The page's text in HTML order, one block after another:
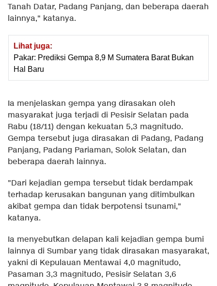
Tanah Datar, Padang Panjang, dan beberapa daerah
lainnya," katanya.
Lihat juga:
Pakar: Prediksi Gempa 8,9 M Sumatera Barat Bukan
Hal Baru
Ia menjelaskan gempa yang dirasakan oleh
masyarakat juga terjadi di Pesisir Selatan pada
Rabu (18/11) dengan kekuatan 5,3 magnitudo.
Gempa tersebut juga dirasakan di Padang, Padang
Panjang, Padang Pariaman, Solok Selatan, dan
beberapa daerah lainnya.
"Dari kejadian gempa tersebut tidak berdampak
terhadap kerusakan bangunan yang ditimbulkan
akibat gempa dan tidak berpotensi tsunami,"
katanya.
Ia menyebutkan delapan kali kejadian gempa bumi
lainnya di Sumbar yang tidak dirasakan masyarakat,
yakni di Kepulauan Mentawai 4,0 magnitudo,
Pasaman 3,3 magnitudo, Pesisir Selatan 3,6